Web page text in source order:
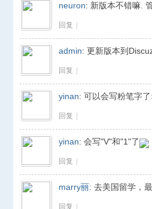
neuron: 新版本不错嘛.
回复
admin: 更新版本到
回复
yinan: 可以会写粉笔字
回复
yinan: 会写"V"和"1"了
回复
marry丽: 去美国留学，
回复